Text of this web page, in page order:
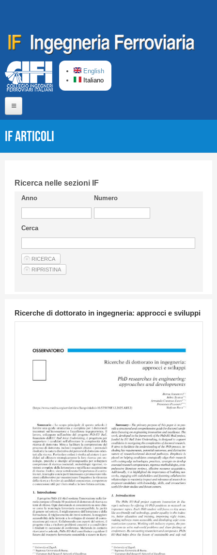
English
Italiano
CIFI in breve
Linee Guida
Privacy Policy
Articoli
IF Articoli
Ricerca nelle sezioni IF
Anno Numero
Cerca
Ricerche di dottorato in ingegneria: approcci e sviluppi